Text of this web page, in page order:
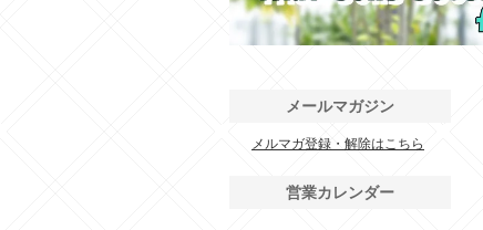
メールマガジン
メルマガ登録・解除はこちら
営業カレンダー